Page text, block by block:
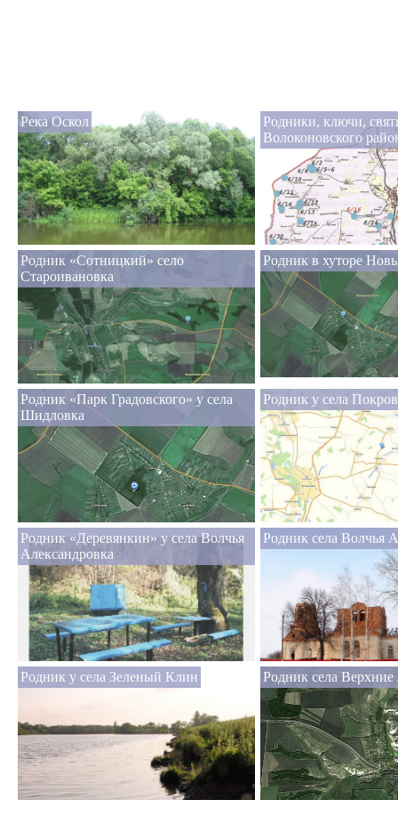
Река Оскол
Родники, ключи,
Волоконовского
Родник «Сотницкий» село
Староивановка
Родник в хуторе
Родник «Парк Градовского» у села
Шидловка
Родник у села
Родник «Деревянкин» у села Волчья
Александровка
Родник села Волчья
Родник у села Зеленый Клин Родник села